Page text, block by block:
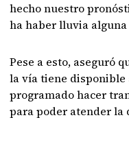
hecho nuestro
ha haber lluvia
Pese a esto, aseguró
la vía tiene disponible
programado hacer
para poder atender la